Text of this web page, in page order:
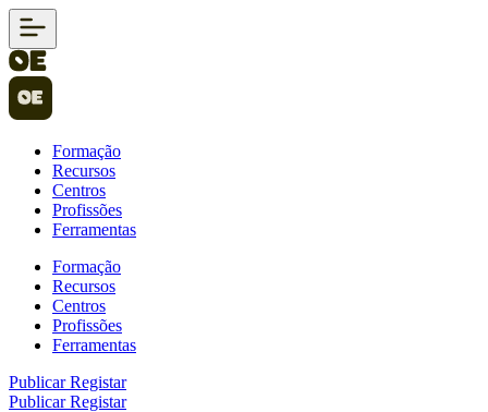
Formação
Recursos
Centros
Profissões
Ferramentas
Formação
Recursos
Centros
Profissões
Ferramentas
PublicarRegistar
PublicarRegistar